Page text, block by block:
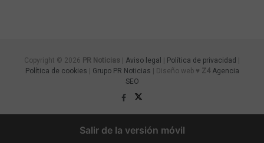
Copyright © 2026 PR Noticias | Aviso legal | Política de privacidad |
Política de cookies | Grupo PR Noticias | Diseño web ♥ Z4 Agencia
SEO
Salir de la versión móvil